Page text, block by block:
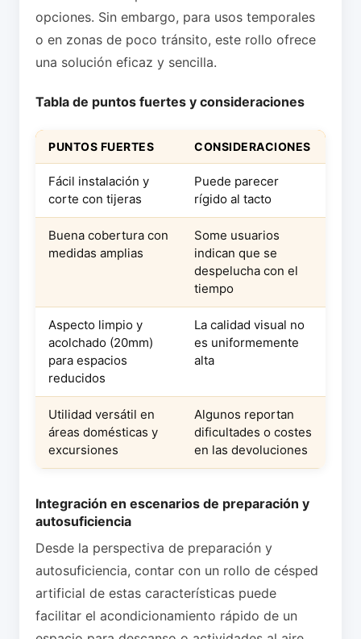
opciones. Sin embargo, para usos temporales
o en zonas de poco tránsito, este rollo ofrece
una solución eficaz y sencilla.
Tabla de puntos fuertes y consideraciones
PUNTOS FUERTES CONSIDERACIONES
Fácil instalación y
corte con tijeras
Puede parecer
rígido al tacto
Buena cobertura con
medidas amplias
Some usuarios
indican que se
despelucha con el
tiempo
Aspecto limpio y
acolchado (20mm)
para espacios
reducidos
La calidad visual no
es uniformemente
alta
Utilidad versátil en
áreas domésticas y
excursiones
Algunos reportan
dificultades o costes
en las devoluciones
Integración en escenarios de preparación y
autosuficiencia
Desde la perspectiva de preparación y
autosuficiencia, contar con un rollo de césped
artificial de estas características puede
facilitar el acondicionamiento rápido de un